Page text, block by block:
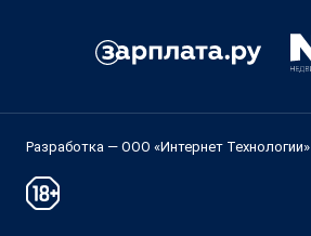
Разработка — ООО «Интернет Технологии»